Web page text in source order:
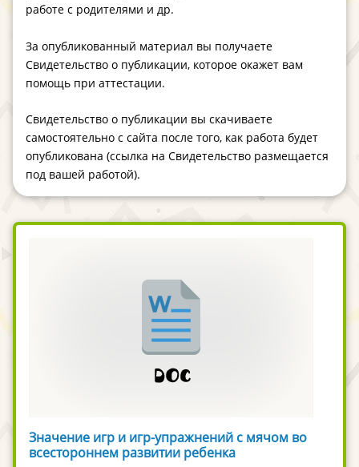
работе с родителями и др.
За опубликованный материал вы получаете
Свидетельство о публикации, которое окажет вам
помощь при аттестации.
Свидетельство о публикации вы скачиваете
самостоятельно с сайта после того, как работа будет
опубликована (ссылка на Свидетельство размещается
под вашей работой).
Значение игр и игр-упражнений с мячом во
всестороннем развитии ребенка